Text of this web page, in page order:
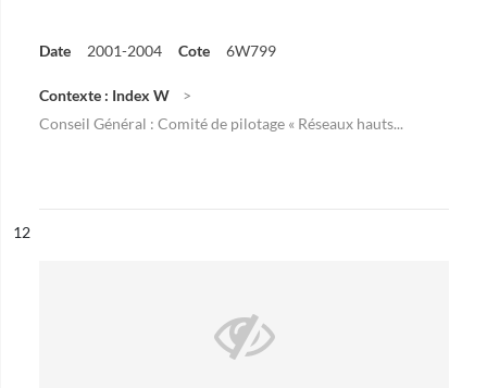
Date 2001-2004 Cote 6W799
Contexte : Index W
Conseil Général : Comité de pilotage « Réseaux hauts...
n°
12